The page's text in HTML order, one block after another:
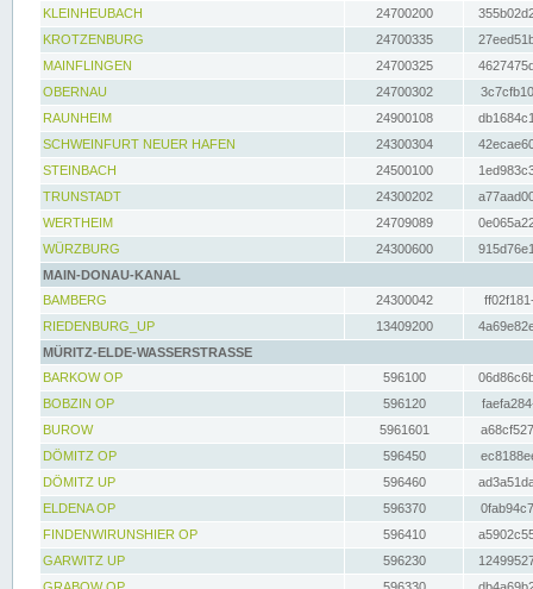
KLEINHEUBACH 24700200
KROTZENBURG
24700335
MAINFLINGEN
24700325
OBERNAU
24700302
RAUNHEIM
24900108
SCHWEINFURT NEUER HAFEN
24300304
STEINBACH
24500100
TRUNSTADT
24300202
WERTHEIM
24709089
WÜRZBURG
24300600
MAIN-DONAU-KANAL
BAMBERG
24300042
RIEDENBURG_UP
13409200
MÜRITZ-ELDE-WASSERSTRASSE
BARKOW OP
596100
BOBZIN OP
596120
BUROW
5961601
DÖMITZ OP
596450
DÖMITZ UP
596460
ELDENA OP
596370
FINDENWIRUNSHIER OP
596410
GARWITZ UP
596230